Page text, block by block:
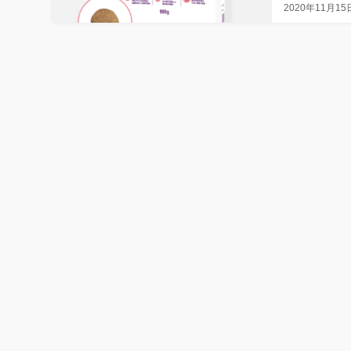
2020年11月15